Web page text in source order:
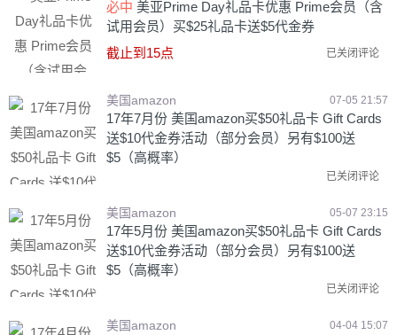
必中 美亚Prime Day礼品卡优惠 Prime会员（含
试用会员）买$25礼品卡送$5代金券
截止到15点
已关闭评论
美国amazon 07-05 21:57
17年7月份 美国amazon买$50礼品卡 Gift Cards
送$10代金券活动（部分会员）另有$100送
$5（高概率）
已关闭评论
美国amazon 05-07 23:15
17年5月份 美国amazon买$50礼品卡 Gift Cards
送$10代金券活动（部分会员）另有$100送
$5（高概率）
已关闭评论
美国amazon 04-04 15:07